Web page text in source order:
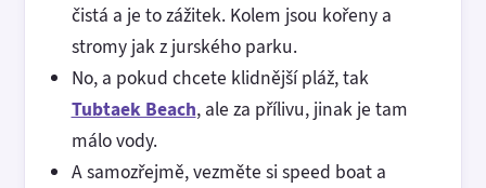
čistá a je to zážitek. Kolem jsou kořeny a
stromy jak z jurského parku.
No, a pokud chcete klidnější pláž, tak
Tubtaek Beach, ale za přílivu, jinak je tam
málo vody.
A samozřejmě, vezměte si speed boat a